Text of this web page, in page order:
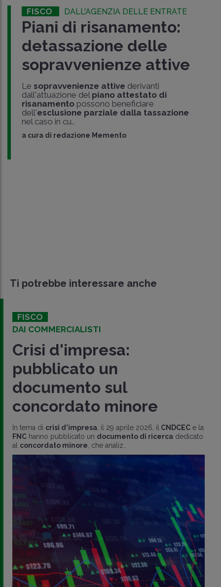
FISCO DALL'AGENZIA DELLE ENTRATE
Piani di risanamento:
detassazione delle
sopravvenienze attive
Le sopravvenienze attive derivanti
dall'attuazione del piano attestato di
risanamentopossono beneficiare
dell'esclusione parziale dalla tassazione
nel caso in cu..
a cura di redazione Memento
Ti potrebbe interessare anche
FISCO
DAI COMMERCIALISTI
Crisi d'impresa:
pubblicato un
documento sul
concordato minore
In tema di crisi d'impresa , il 29 aprile 2026, il CNDCEC e la
FNC hanno pubblicato un documento di ricerca dedicato
al concordato minore , che analiz..